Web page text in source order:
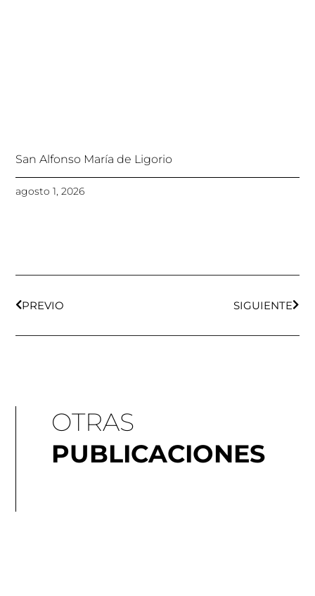
San Alfonso María de Ligorio
agosto 1, 2026
PREVIO SIGUIENTE
OTRAS
PUBLICACIONES